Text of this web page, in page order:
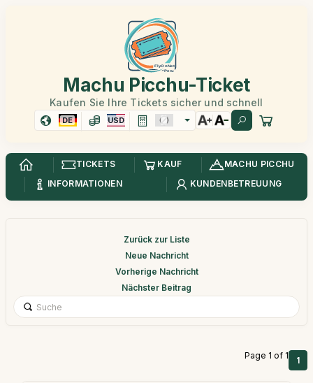
Machu Picchu-Ticket
Kaufen Sie Ihre Tickets sicher und schnell
DE USD
TICKETS KAUF
MACHU PICCHU
INFORMATIONEN
KUNDENBETREUUNG
Zurück zur Liste
Neue Nachricht
Vorherige Nachricht
Nächster Beitrag
Page 1 of 1 1